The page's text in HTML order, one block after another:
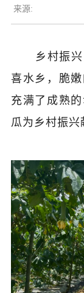
来源:
乡村振
喜水乡，脆
充满了成熟
瓜为乡村振兴